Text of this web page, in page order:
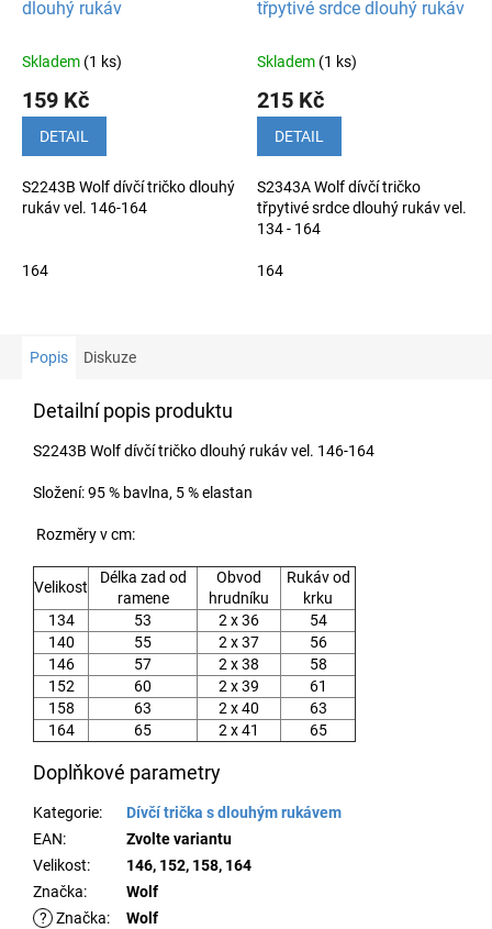
dlouhý rukáv
Skladem (1 ks)
159 Kč
DETAIL
S2243B Wolf dívčí tričko dlouhý
rukáv vel. 146-164
164
třpytivé srdce dlouhý rukáv
Skladem (1 ks)
215 Kč
DETAIL
S2343A Wolf dívčí tričko
třpytivé srdce dlouhý rukáv vel.
134 - 164
164
Popis Diskuze
Detailní popis produktu
S2243B Wolf dívčí tričko dlouhý rukáv vel. 146-164
Složení: 95 % bavlna, 5 % elastan
Rozměry v cm:
Velikost
Délka zad od
ramene
Obvod
hrudníku
Rukáv od
krku
134
53 2 x 36
54
140
55 2 x 37
56
146
57 2 x 38
58
152
60 2 x 39
61
158
63 2 x 40
63
164
65 2 x 41 65
Doplňkové parametry
Kategorie:
Dívčí trička s dlouhým rukávem
EAN:
Zvolte variantu
Velikost:
146, 152, 158, 164
Značka:
Wolf
? Značka:
Wolf